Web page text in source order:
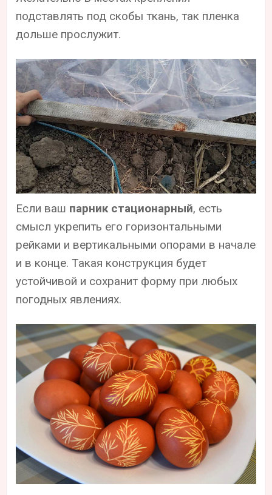
подставлять под скобы ткань, так пленка
дольше прослужит.
Если ваш парник стационарный, есть
смысл укрепить его горизонтальными
рейками и вертикальными опорами в начале
и в конце. Такая конструкция будет
устойчивой и сохранит форму при любых
погодных явлениях.